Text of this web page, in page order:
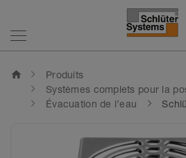
home
Produits
Systèmes complets pour la
Évacuation de l’eau